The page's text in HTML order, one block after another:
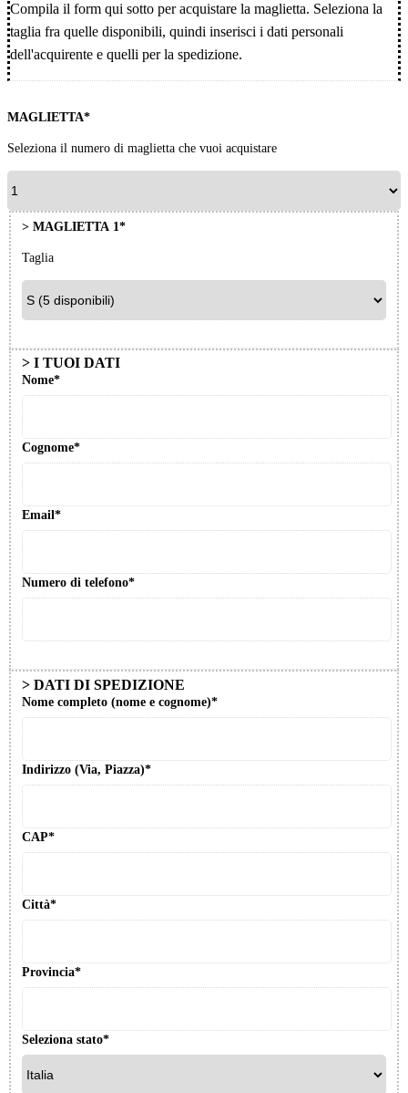
Compila il form qui sotto per acquistare la maglietta. Seleziona la
taglia fra quelle disponibili, quindi inserisci i dati personali
dell'acquirente e quelli per la spedizione.
MAGLIETTA*
Seleziona il numero di maglietta che vuoi acquistare
> MAGLIETTA 1*
Taglia
> I TUOI DATI
Nome*
Cognome*
Email*
Numero di telefono*
> DATI DI SPEDIZIONE
Nome completo (nome e cognome)*
Indirizzo (Via, Piazza)*
CAP*
Città*
Provincia*
Seleziona stato*